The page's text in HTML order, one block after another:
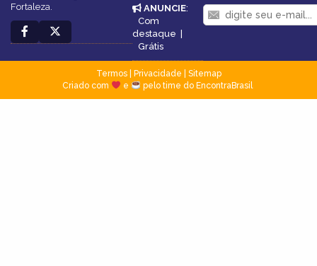
Fortaleza.
ANUNCIE:
Com
destaque |
Grátis
Termos| Privacidade
Sitemap
Criado com
e pelo time do EncontraBrasil